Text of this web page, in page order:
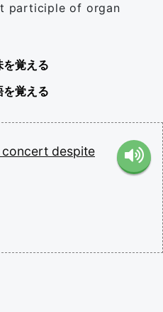
participle of organ
を覚える
を覚える
concert despite